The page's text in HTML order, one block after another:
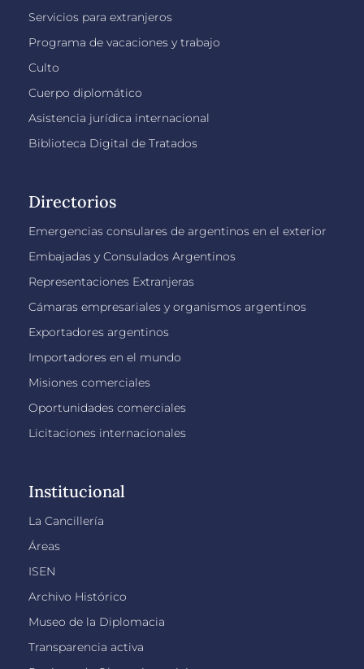
Servicios para extranjeros
Programa de vacaciones y trabajo
Culto
Cuerpo diplomático
Asistencia jurídica internacional
Biblioteca Digital de Tratados
Directorios
Emergencias consulares de argentinos en el exterior
Embajadas y Consulados Argentinos
Representaciones Extranjeras
Cámaras empresariales y organismos argentinos
Exportadores argentinos
Importadores en el mundo
Misiones comerciales
Oportunidades comerciales
Licitaciones internacionales
Institucional
La Cancillería
Áreas
ISEN
Archivo Histórico
Museo de la Diplomacia
Transparencia activa